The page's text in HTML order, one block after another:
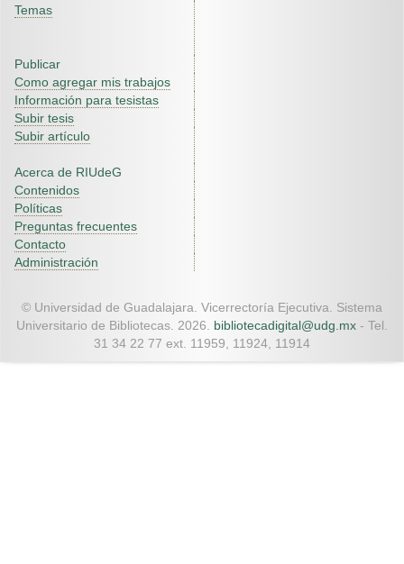
Temas
Publicar
Como agregar mis trabajos
Información para tesistas
Subir tesis
Subir artículo
Acerca de RIUdeG
Contenidos
Políticas
Preguntas frecuentes
Contacto
Administración
© Universidad de Guadalajara. Vicerrectoría Ejecutiva. Sistema
Universitario de Bibliotecas. 2026. bibliotecadigital@udg.mx - Tel.
31 34 22 77 ext. 11959, 11924, 11914